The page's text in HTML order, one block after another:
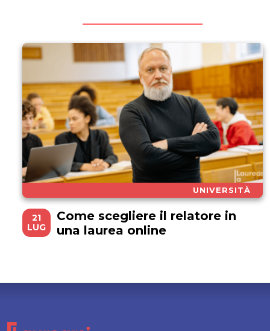
UNIVERSITÀ
21
LUG
Come scegliere il relatore in
una laurea online